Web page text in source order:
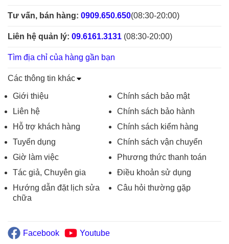
Tư vấn, bán hàng: 0909.650.650(08:30-20:00)
Liên hệ quản lý: 09.6161.3131 (08:30-20:00)
Tìm địa chỉ của hàng gần bạn
Các thông tin khác
Giới thiệu
Liên hệ
Hỗ trợ khách hàng
Tuyển dụng
Giờ làm việc
Tác giả, Chuyên gia
Hướng dẫn đặt lịch sửa
chữa
Chính sách bảo mật
Chính sách bảo hành
Chính sách kiểm hàng
Chính sách vận chuyển
Phương thức thanh toán
Điều khoản sử dụng
Câu hỏi thường gặp
Facebook Youtube